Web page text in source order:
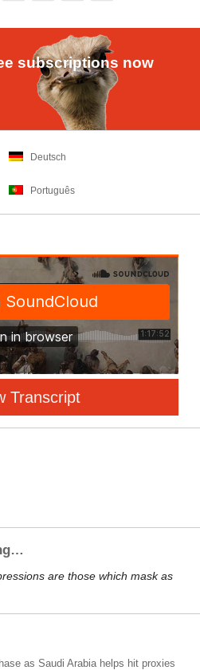
subscriptions now
Deutsch
Português
Transcript
are those which mask as
as Saudi Arabia helps hit proxies